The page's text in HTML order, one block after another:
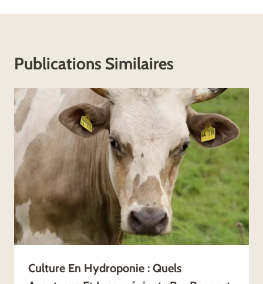
Publications Similaires
Culture En Hydroponie : Quels